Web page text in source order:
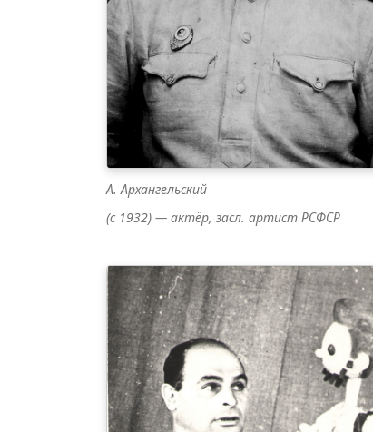
А. Архангельский
(с 1932) — актёр, засл. артист РСФСР